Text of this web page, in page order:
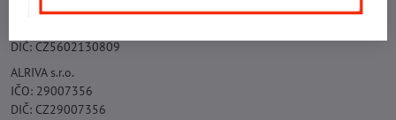
DIČ: CZ5602130809
ALRIVA s.r.o.
IČO: 29007356
DIČ: CZ29007356